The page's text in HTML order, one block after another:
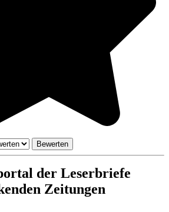
der Leserbriefe
Zeitungen